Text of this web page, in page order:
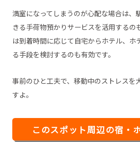
満室になってしまうのが心配な場合は、
きる手荷物預かりサービスを活用するの
は到着時間に応じて自宅からホテル、ホ
る手段を検討するのも有効です。
事前のひと工夫で、移動中のストレスを
すよ。
このスポット周辺の宿・